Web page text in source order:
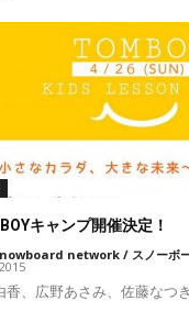
キャンプ開催決定！
network / スノーボー
香、広野あさみ、佐藤なつ